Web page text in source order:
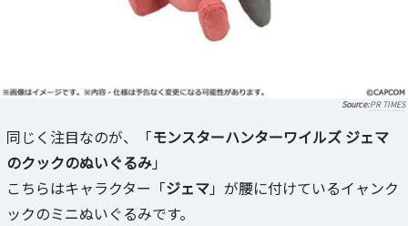
PR TIMES
同じく注目なのが、「モンスターハンターワイルズ ジェマ
のクックのぬいぐるみ」
こちらはキャラクター「ジェマ」が腰に付けているイャンク
ックのミニぬいぐるみです。